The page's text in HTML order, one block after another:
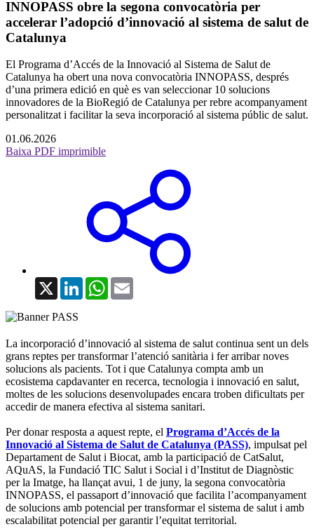
INNOPASS obre la segona convocatòria per
accelerar l’adopció d’innovació al sistema de salut de
Catalunya
El Programa d’Accés de la Innovació al Sistema de Salut de
Catalunya ha obert una nova convocatòria INNOPASS, després
d’una primera edició en què es van seleccionar 10 solucions
innovadores de la BioRegió de Catalunya per rebre acompanyament
personalitzat i facilitar la seva incorporació al sistema públic de salut.
01.06.2026
Baixa PDF imprimible
X LinkedInWhatsApp
La incorporació d’innovació al sistema de salut continua sent un dels
grans reptes per transformar l’atenció sanitària i fer arribar noves
solucions als pacients. Tot i que Catalunya compta amb un
ecosistema capdavanter en recerca, tecnologia i innovació en salut,
moltes de les solucions desenvolupades encara troben dificultats per
accedir de manera efectiva al sistema sanitari.
Per donar resposta a aquest repte, el Programa d’Accés de la
Innovació al Sistema de Salut de Catalunya (PASS), impulsat pel
Departament de Salut i Biocat, amb la participació de CatSalut,
AQuAS, la Fundació TIC Salut i Social i d’Institut de Diagnòstic
per la Imatge, ha llançat avui, 1 de juny, la segona convocatòria
INNOPASS, el passaport d’innovació que facilita l’acompanyament
de solucions amb potencial per transformar el sistema de salut i amb
escalabilitat potencial per garantir l’equitat territorial.